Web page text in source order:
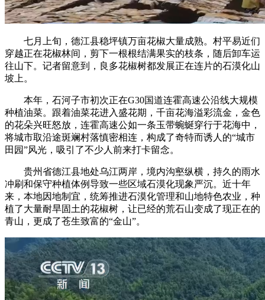
七月上旬，德江县稳坪镇万亩花椒大量成熟。村平易近们
穿越正在花椒林间，剪下一根根结满果实的枝条，随后卸车运
往山下。记者留意到，良多花椒树都发展正在连片的石漠化山
坡上。
本年，石河子市初次正在G30国道连霍高速公沿线大规模
种植油菜。跟着油菜花进入盛花期，千亩花海溢彩流金，金色
的花朵兴旺怒放，连霍高速公如一条玉带蜿蜒穿行于花海中，
将城市取沿途斑斓村落慎密相连，构成了奇特而诱人的“城市
田园”风光，吸引了不少人前来打卡留念。
贵州省德江县地处乌江两岸，境内沟壑纵横，持久的雨水
冲刷和保守种植体例导致一些区域石漠化现象严沉。近十年
来，本地因地制宜，统筹推进石漠化管理和山地特色农业，种
植了大量耐旱固土的花椒树，让已经的荒石山变成了现正在的
青山，更成了苍生致富的“金山”。